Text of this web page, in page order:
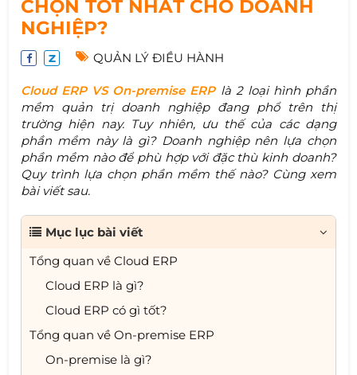
CHỌN TỐT NHẤT CHO DOANH
NGHIỆP?
QUẢN LÝ ĐIỀU HÀNH
Cloud ERP VS On-premise ERPlà 2 loại hình phần
mềm quản trị doanh nghiệp đang phổ trên thị
trường hiện nay. Tuy nhiên, ưu thế của các dạng
phần mềm này là gì? Doanh nghiệp nên lựa chọn
phần mềm nào để phù hợp với đặc thù kinh doanh?
Quy trình lựa chọn phần mềm thế nào? Cùng xem
bài viết sau.
Mục lục bài viết
Tổng quan về Cloud ERP
Cloud ERP là gì?
Cloud ERP có gì tốt?
Tổng quan về On-premise ERP
On-premise là gì?